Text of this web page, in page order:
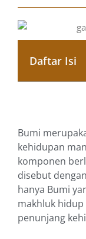
Daftar Isi
Bumi
kehidupan
komponen
disebut
hanya Bumi
makhluk
penunjang